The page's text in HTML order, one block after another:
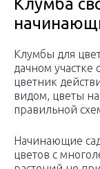
Клумбы для
дачном
цветник
видом, цветы
правильной
Начинающие
цветов с